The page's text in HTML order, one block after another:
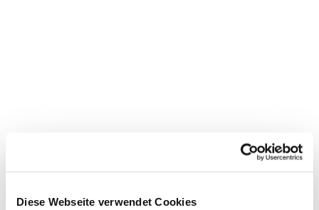
Diese Webseite verwendet Cookies
Dies könnte Sie auch